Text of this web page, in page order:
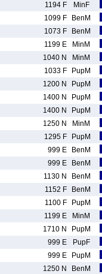
1194 F MinF
1099 F BenM
1073 F BenM
1199 E MinM
1040 N MinM
1033 F PupM
1200 N PupM
1400 N PupM
1400 N PupM
1250 N MinM
1295 F PupM
999 E BenM
999 E BenM
1130 N BenM
1152 F BenM
1100 F PupM
1199 E MinM
1710 N PupM
999 E PupF
999 E PupM
1250 N BenM